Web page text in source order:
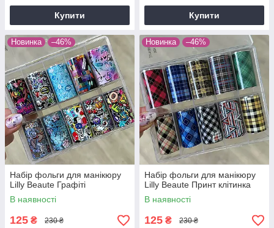
Купити Купити
Новинка –46%
Набір фольги для манікюру
Lilly Beaute Графіті
В наявності
125 ₴ 230 ₴
Новинка –46%
Набір фольги для манікюру
Lilly Beaute Принт клітинка
В наявності
125 ₴ 230 ₴